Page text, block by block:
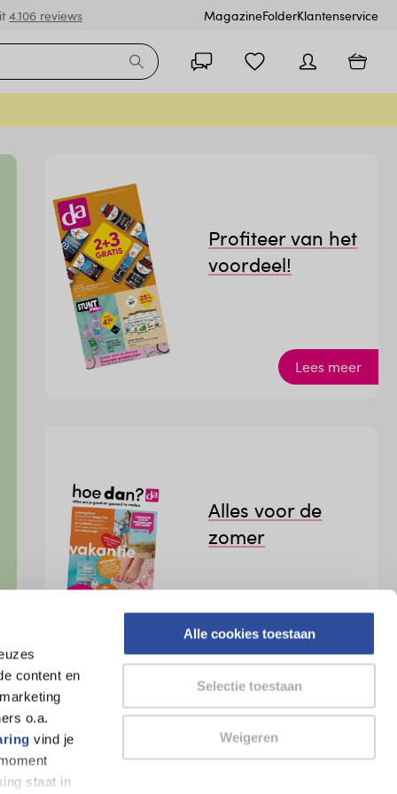
content en
o.a.
vind je
staat in
Alle cookies toestaan
Selectie toestaan
Weigeren
4.106 reviews MagazineFolderKlantenservice
Profiteer van het
voordeel!
Lees meer
Alles voor de
zomer
Lees meer